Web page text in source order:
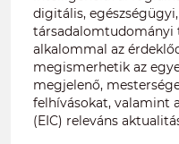
digitális,
társadalomtudományi
alkalommal az
megismerhetik az
megjelenő,
felhívásokat, valamint
(EIC) releváns